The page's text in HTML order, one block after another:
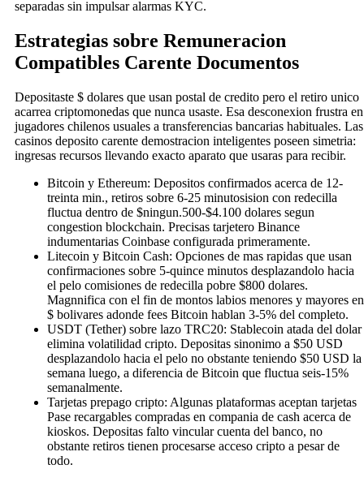
separadas sin impulsar alarmas KYC.
Estrategias sobre Remuneracion
Compatibles Carente Documentos
Depositaste $ dolares que usan postal de credito pero el retiro unico
acarrea criptomonedas que nunca usaste. Esa desconexion frustra en
jugadores chilenos usuales a transferencias bancarias habituales. Las
casinos deposito carente demostracion inteligentes poseen simetria:
ingresas recursos llevando exacto aparato que usaras para recibir.
Bitcoin y Ethereum: Depositos confirmados acerca de 12-
treinta min., retiros sobre 6-25 minutosision con redecilla
fluctua dentro de $ningun.500-$4.100 dolares segun
congestion blockchain. Precisas tarjetero Binance
indumentarias Coinbase configurada primeramente.
Litecoin y Bitcoin Cash: Opciones de mas rapidas que usan
confirmaciones sobre 5-quince minutos desplazandolo hacia
el pelo comisiones de redecilla pobre $800 dolares.
Magnnifica con el fin de montos labios menores y mayores en
$ bolivares adonde fees Bitcoin hablan 3-5% del completo.
USDT (Tether) sobre lazo TRC20: Stablecoin atada del dolar
elimina volatilidad cripto. Depositas sinonimo a $50 USD
desplazandolo hacia el pelo no obstante teniendo $50 USD la
semana luego, a diferencia de Bitcoin que fluctua seis-15%
semanalmente.
Tarjetas prepago cripto: Algunas plataformas aceptan tarjetas
Pase recargables compradas en compania de cash acerca de
kioskos. Depositas falto vincular cuenta del banco, no
obstante retiros tienen procesarse acceso cripto a pesar de
todo.